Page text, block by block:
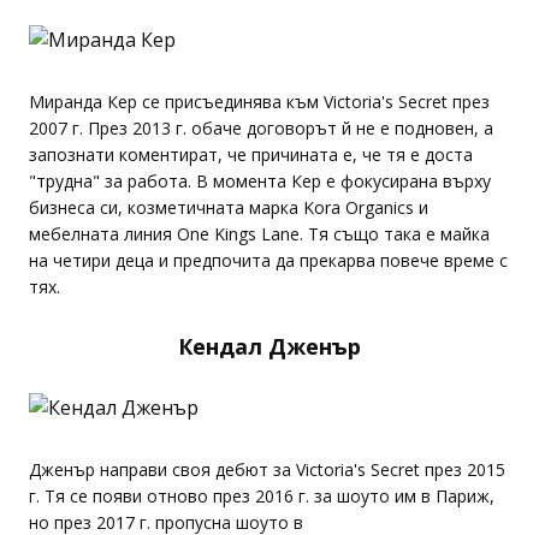
Миранда Кер се присъединява към Victoria's Secret през
2007 г. През 2013 г. обаче договорът й не е подновен, а
запознати коментират, че причината е, че тя е доста
"трудна" за работа. В момента Кер е фокусирана върху
бизнеса си, козметичната марка Kora Organics и
мебелната линия One Kings Lane. Тя също така е майка
на четири деца и предпочита да прекарва повече време с
тях.
Кендал Дженър
Дженър направи своя дебют за Victoria's Secret през 2015
г. Тя се появи отново през 2016 г. за шоуто им в Париж,
но през 2017 г. пропусна шоуто в